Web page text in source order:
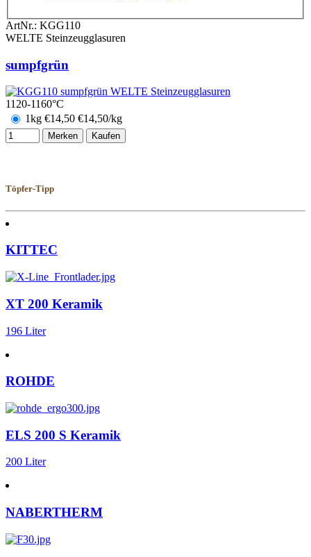
ArtNr.: KGG110
WELTE Steinzeugglasuren
sumpfgrün
1120-1160°C
1kg €14,50 €14,50/kg
Merken Kaufen
Töpfer-Tipp
KITTEC
XT 200 Keramik
196 Liter
ROHDE
ELS 200 S Keramik
200 Liter
NABERTHERM